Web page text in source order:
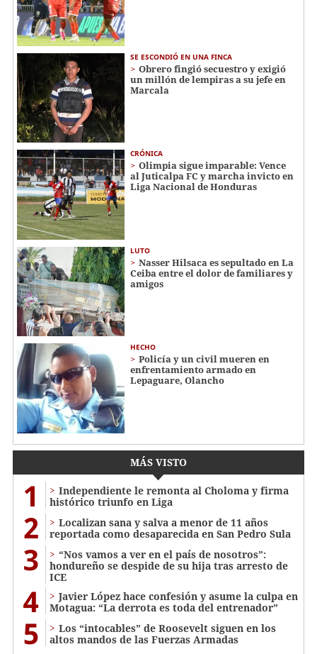
SE ESCONDIÓ EN UNA FINCA
Obrero fingió secuestro y exigió
un millón de lempiras a su jefe en
Marcala
CRÓNICA
Olimpia sigue imparable: Vence
al Juticalpa FC y marcha invicto en
Liga Nacional de Honduras
LUTO
Nasser Hilsaca es sepultado en La
Ceiba entre el dolor de familiares y
amigos
HECHO
Policía y un civil mueren en
enfrentamiento armado en
Lepaguare, Olancho
MÁS VISTO
1
Independiente le remonta al Choloma y firma
histórico triunfo en Liga
2
Localizan sana y salva a menor de 11 años
reportada como desaparecida en San Pedro Sula
3
“Nos vamos a ver en el país de nosotros”:
hondureño se despide de su hija tras arresto de
ICE
4
Javier López hace confesión y asume la culpa en
Motagua: “La derrota es toda del entrenador”
5
Los “intocables” de Roosevelt siguen en los
altos mandos de las Fuerzas Armadas